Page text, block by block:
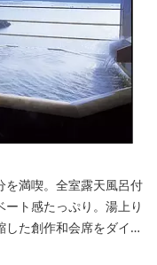
を満喫。全室露天風呂付
ト感たっぷり。湯上り
た創作和会席をダイニ